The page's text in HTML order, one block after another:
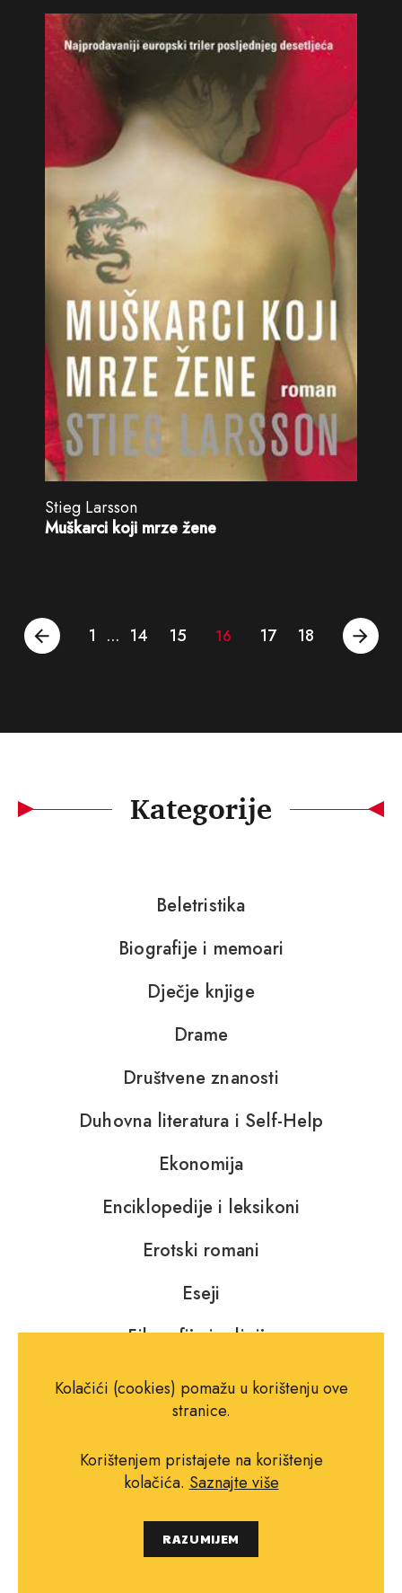
Stieg Larsson
Muškarci koji mrze žene
1 … 14 15 16 17 18
Kategorije
Beletristika
Biografije i memoari
Dječje knjige
Drame
Društvene znanosti
Duhovna literatura i Self-Help
Ekonomija
Enciklopedije i leksikoni
Erotski romani
Eseji
Filozofija i religija
Fotografija
Glazba, kazalište i film
Horor, fantastika i SF
Jezik, rječnici i gramatike
Kolačići (cookies) pomažu u korištenju ove
stranice.
Korištenjem pristajete na korištenje
kolačića. Saznajte više
RAZUMIJEM